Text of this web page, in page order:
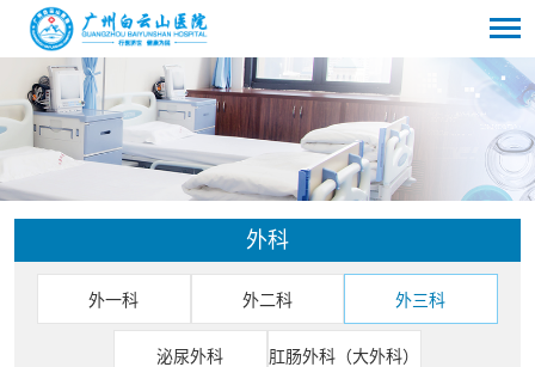
外科
外一科 外二科 外三科
泌尿外科 肛肠外科（大外科）